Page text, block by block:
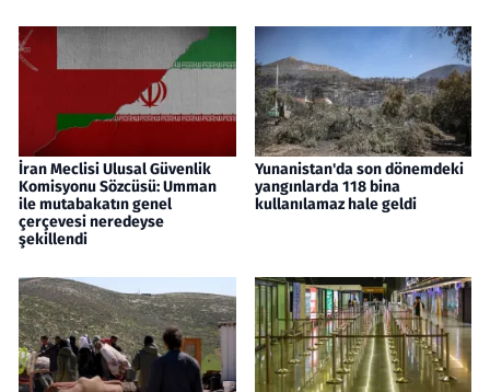
İran Meclisi Ulusal Güvenlik
Komisyonu Sözcüsü: Umman
ile mutabakatın genel
çerçevesi neredeyse
şekillendi
Yunanistan'da son dönemdeki
yangınlarda 118 bina
kullanılamaz hale geldi